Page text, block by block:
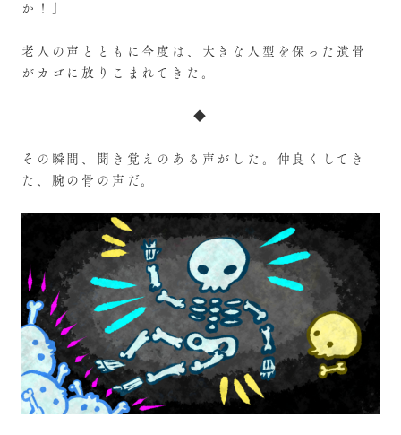
か！」
老人の声とともに今度は、大きな人型を保った遺骨
がカゴに放りこまれてきた。
◆
その瞬間、聞き覚えのある声がした。仲良くしてき
た、腕の骨の声だ。